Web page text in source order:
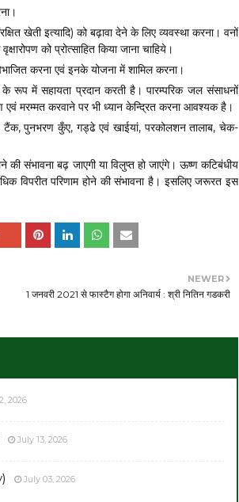
खेती इत्यादि) को बढ़ावा देने के लिए व्यवस्था करना। वनों
को प्रोत्साहित किया जाना चाहिये।
करना एवं इनके योजना में शामिल करना।
रूप में सहायता प्रदान करती है । पारम्परिक जल संसाधनों
मरम्मत करवाने पर भी ध्यान केन्द्रित करना आवश्यक है।
पुनभरण कुँए, गड्ढे एवं खाईयां, परकोलशन तालाब, चेक-
की संभावना बढ़ जाएगी या विलुप्त हो जाएंगे। ऊष्ण कटिबंधीय
विपरीत परिणाम होने की संभावना है। इसलिए जरूरत इस
NEWER
1 जनवरी 2021 से फास्टैग होगा अनिवार्य : श्री नितिन गडकरी
2026
July 13, 2026
July 03, 2026